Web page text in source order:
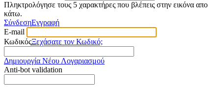
Πληκτρολόγησε τους 5 χαρακτήρες που βλέπεις στην εικόνα απο
κάτω.
ΣύνδεσηΕγγραφή
E-mail
ΚωδικόςΞεχάσατε τον Κωδικό;
Δημιουργία Νέου Λογαριασμού
Anti-bot validation